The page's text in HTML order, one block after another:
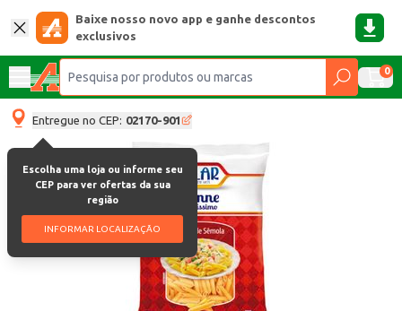
Baixe nosso novo app e ganhe descontos
exclusivos
0
Entregue no CEP: 02170-901
Escolha uma loja ou informe seu
CEP para ver ofertas da sua
região
INFORMAR LOCALIZAÇÃO